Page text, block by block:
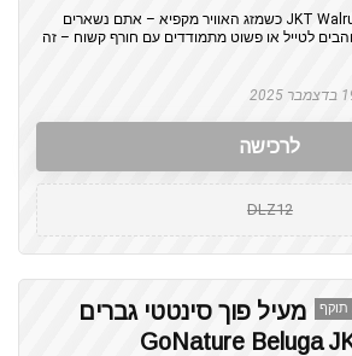
מעיל פוך סינטטי גברים JKT Walrus כשמזג האוויר מקפיא – אתם נשארים
לטייל או פשוט מתמודדים עם חורף קשוח – זה
2025
לרכישה
DLZ12
תוקף
מעיל פוך סינטטי גברים
GoNature Beluga